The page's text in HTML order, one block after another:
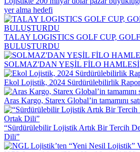
yer alma hedefi
TALAY LOGISTICS GOLF CUP,
BULUŞTURDU
SOLMAZ'DAN YEŞİL FİLO HAMLESİ
Ekol Lojistik, 2024 Sürdürülebilirlik
Aras Kargo, Starex Global’in tamamını
“Sürdürülebilir Lojistik Artık Bir Tercih
Dili”